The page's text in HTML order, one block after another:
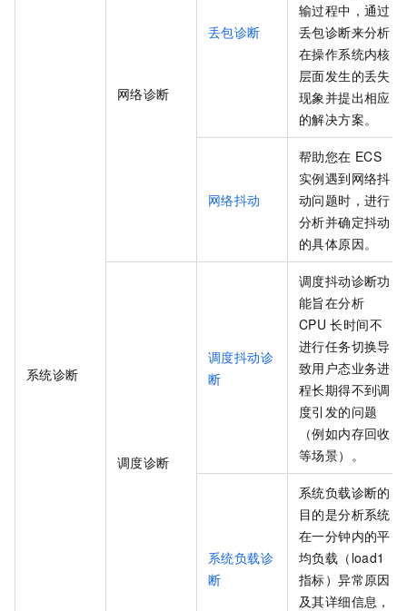
系统诊断
网络诊断
丢包诊断
输过程中，通过
丢包诊断来分析
在操作系统内核
层面发生的丢失
现象并提出相应
的解决方案。
网络抖动
帮助您在 ECS
实例遇到网络抖
动问题时，进行
分析并确定抖动
的具体原因。
调度诊断
调度抖动诊
断
调度抖动诊断功
能旨在分析
CPU 长时间不
进行任务切换导
致用户态业务进
程长期得不到调
度引发的问题
（例如内存回收
等场景）。
系统负载诊
断
系统负载诊断的
目的是分析系统
在一分钟内的平
均负载（load1
指标）异常原因
及其详细信息，